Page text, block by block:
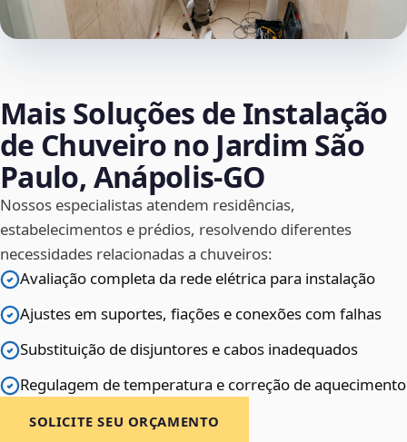
Mais Soluções de Instalação
de Chuveiro no Jardim São
Paulo, Anápolis‑GO
Nossos especialistas atendem residências,
estabelecimentos e prédios, resolvendo diferentes
necessidades relacionadas a chuveiros:
Avaliação completa da rede elétrica para instalação
Ajustes em suportes, fiações e conexões com falhas
Substituição de disjuntores e cabos inadequados
Regulagem de temperatura e correção de aquecimento
SOLICITE SEU ORÇAMENTO